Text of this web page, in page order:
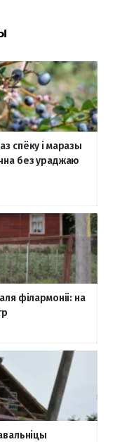
спёку і маразы
без ураджаю
філармоніі: на